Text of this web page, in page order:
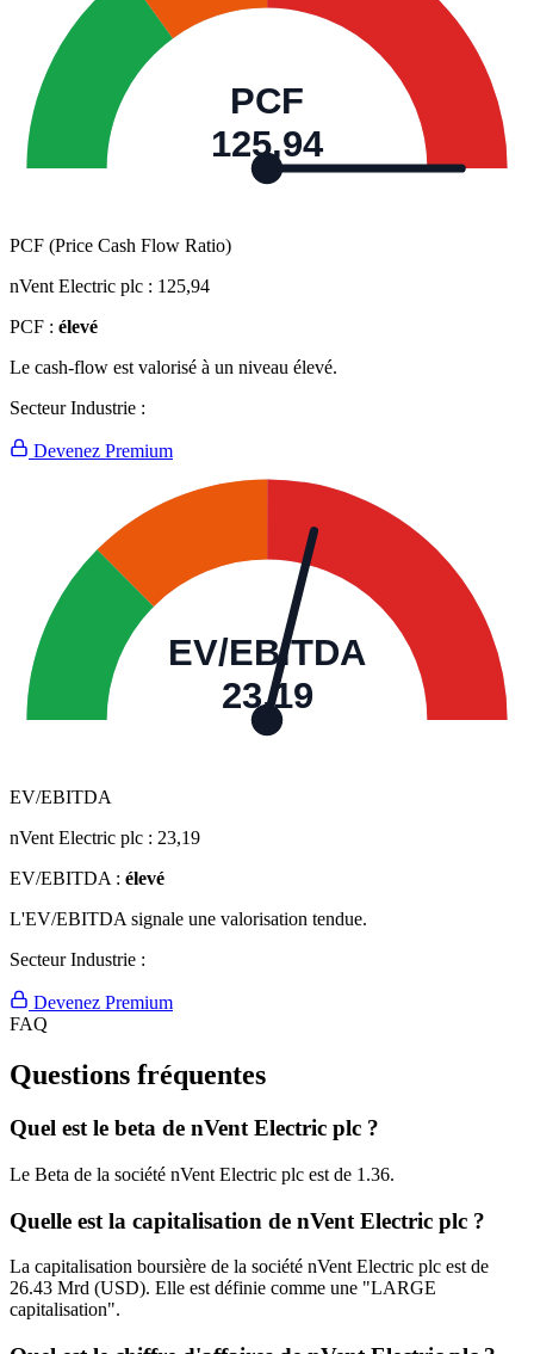
PCF
125,94
PCF (Price Cash Flow Ratio)
nVent Electric plc : 125,94
PCF : élevé
Le cash-flow est valorisé à un niveau élevé.
Secteur Industrie :
Devenez Premium
EV/EBITDA
23,19
EV/EBITDA
nVent Electric plc : 23,19
EV/EBITDA : élevé
L'EV/EBITDA signale une valorisation tendue.
Secteur Industrie :
Devenez Premium
FAQ
Questions fréquentes
Quel est le beta de nVent Electric plc ?
Le Beta de la société nVent Electric plc est de 1.36.
Quelle est la capitalisation de nVent Electric plc ?
La capitalisation boursière de la société nVent Electric plc est de
26.43 Mrd (USD). Elle est définie comme une "LARGE
capitalisation".